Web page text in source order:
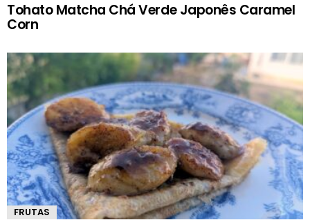
Tohato Matcha Chá Verde Japonês Caramel
Corn
FRUTAS